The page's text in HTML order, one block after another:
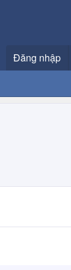
Đăng nhập